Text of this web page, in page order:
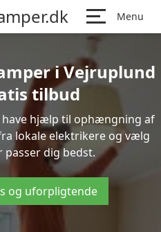
Menu
i Vejruplund
tilbud
have hjælp til ophængning af
lokale elektrikere og vælg
passer dig bedst.
og uforpligtende